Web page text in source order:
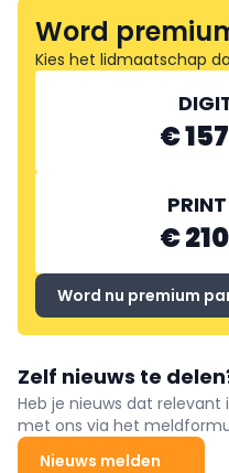
Word
Kies het lidmaatschap
€
€
Word nu premium
Zelf nieuws te
Heb je nieuws dat
met ons via het
Nieuws melden